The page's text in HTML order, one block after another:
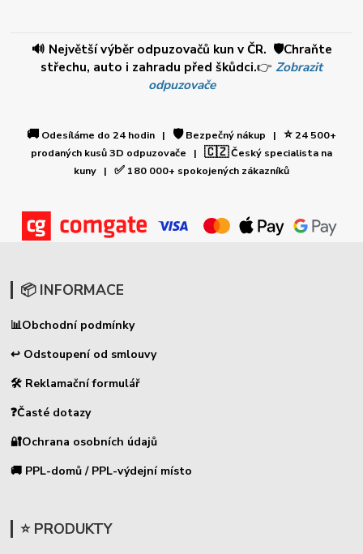
🔊 Největší výběr odpuzovačů kun v ČR. 🛡️Chraňte
střechu, auto i zahradu před škůdci.👉 Zobrazit
odpuzovače
🚚 Odesíláme do 24 hodin | 🛡️Bezpečný nákup | ⭐24 500+
prodaných kusů 3D odpuzovače | 🇨🇿Český specialista na
kuny | ✅ 180 000+ spokojených zákazníků
📦 INFORMACE
📊Obchodní podmínky
↩ Odstoupení od smlouvy
🛠 Reklamační formulář
❓Časté dotazy
🔐Ochrana osobních údajů
🚚 PPL-domů / PPL-výdejní místo
⭐ PRODUKTY